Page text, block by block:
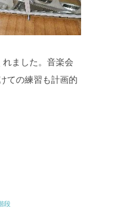
ました。音楽会
ての練習も計画的
段